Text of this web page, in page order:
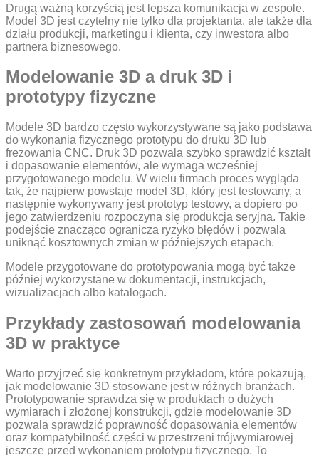
Drugą ważną korzyścią jest lepsza komunikacja w zespole.
Model 3D jest czytelny nie tylko dla projektanta, ale także dla
działu produkcji, marketingu i klienta, czy inwestora albo
partnera biznesowego.
Modelowanie 3D a druk 3D i
prototypy fizyczne
Modele 3D bardzo często wykorzystywane są jako podstawa
do wykonania fizycznego prototypu do druku 3D lub
frezowania CNC. Druk 3D pozwala szybko sprawdzić kształt
i dopasowanie elementów, ale wymaga wcześniej
przygotowanego modelu. W wielu firmach proces wygląda
tak, że najpierw powstaje model 3D, który jest testowany, a
następnie wykonywany jest prototyp testowy, a dopiero po
jego zatwierdzeniu rozpoczyna się produkcja seryjna. Takie
podejście znacząco ogranicza ryzyko błędów i pozwala
uniknąć kosztownych zmian w późniejszych etapach.
Modele przygotowane do prototypowania mogą być także
później wykorzystane w dokumentacji, instrukcjach,
wizualizacjach albo katalogach.
Przykłady zastosowań modelowania
3D w praktyce
Warto przyjrzeć się konkretnym przykładom, które pokazują,
jak modelowanie 3D stosowane jest w różnych branżach.
Prototypowanie sprawdza się w produktach o dużych
wymiarach i złożonej konstrukcji, gdzie modelowanie 3D
pozwala sprawdzić poprawność dopasowania elementów
oraz kompatybilność części w przestrzeni trójwymiarowej
jeszcze przed wykonaniem prototypu fizycznego. To